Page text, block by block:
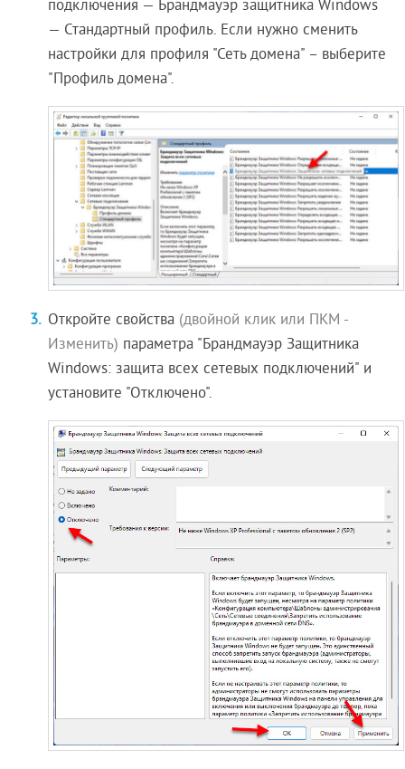
подключения — Брандмауэр защитника Windows
— Стандартный профиль. Если нужно сменить
настройки для профиля "Сеть домена" – выберите
"Профиль домена".
Откройте свойства (двойной клик или ПКМ -
Изменить) параметра "Брандмауэр Защитника
Windows: защита всех сетевых подключений" и
установите "Отключено".